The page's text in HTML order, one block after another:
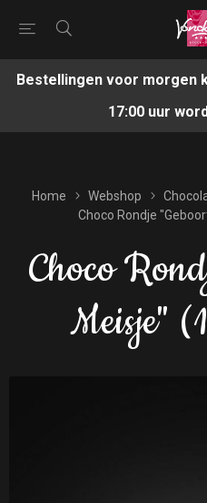
Bestellingen voor morgen
17:00 uur
Home Webshop
Choco Rondje
Choco
Meisje"